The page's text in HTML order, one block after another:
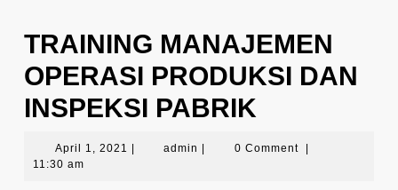
TRAINING MANAJEMEN
OPERASI PRODUKSI DAN
INSPEKSI PABRIK
April 1, 2021 April
admin admin 0 Comment
11:30 am